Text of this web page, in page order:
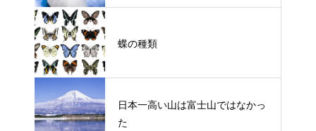
蝶の種類
日本一高い山は富士山ではなかっ
た